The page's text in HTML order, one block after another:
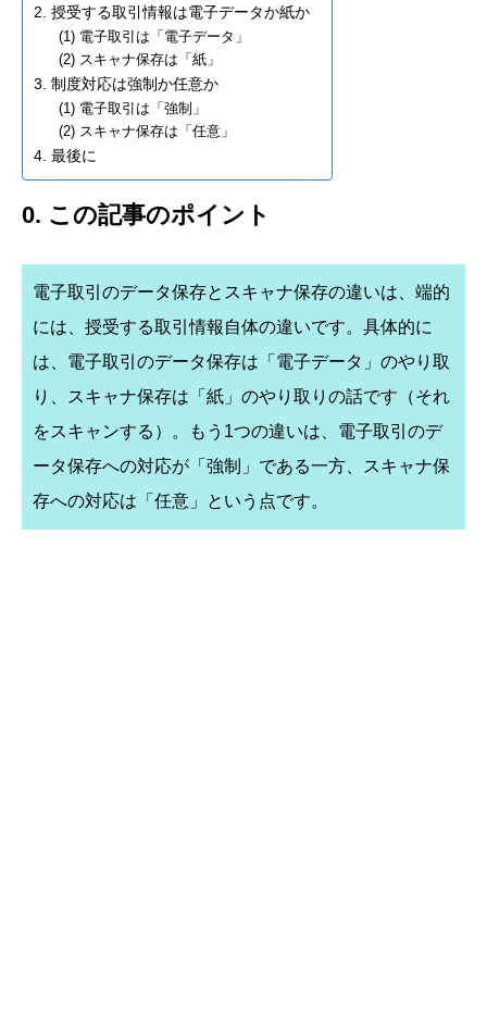
2. 授受する取引情報は電子データか紙か
(1) 電子取引は「電子データ」
(2) スキャナ保存は「紙」
3. 制度対応は強制か任意か
(1) 電子取引は「強制」
(2) スキャナ保存は「任意」
4. 最後に
0. この記事のポイント
電子取引のデータ保存とスキャナ保存の違いは、端的
には、授受する取引情報自体の違いです。具体的に
は、電子取引のデータ保存は「電子データ」のやり取
り、スキャナ保存は「紙」のやり取りの話です（それ
をスキャンする）。もう1つの違いは、電子取引のデ
ータ保存への対応が「強制」である一方、スキャナ保
存への対応は「任意」という点です。